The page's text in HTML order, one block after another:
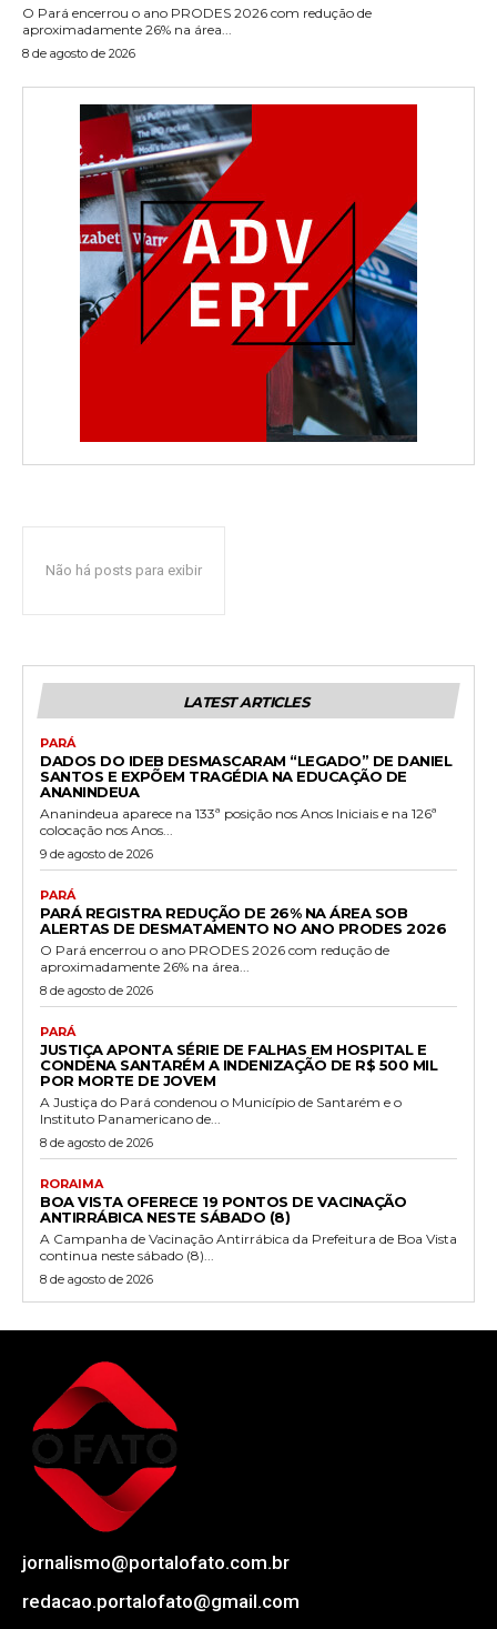
O Pará encerrou o ano PRODES 2026 com redução de
aproximadamente 26% na área...
8 de agosto de 2026
Não há posts para exibir
LATEST ARTICLES
PARÁ
DADOS DO IDEB DESMASCARAM “LEGADO” DE DANIEL
SANTOS E EXPÕEM TRAGÉDIA NA EDUCAÇÃO DE
ANANINDEUA
Ananindeua aparece na 133ª posição nos Anos Iniciais e na 126ª
colocação nos Anos...
9 de agosto de 2026
PARÁ
PARÁ REGISTRA REDUÇÃO DE 26% NA ÁREA SOB
ALERTAS DE DESMATAMENTO NO ANO PRODES 2026
O Pará encerrou o ano PRODES 2026 com redução de
aproximadamente 26% na área...
8 de agosto de 2026
PARÁ
JUSTIÇA APONTA SÉRIE DE FALHAS EM HOSPITAL E
CONDENA SANTARÉM A INDENIZAÇÃO DE R$ 500 MIL
POR MORTE DE JOVEM
A Justiça do Pará condenou o Município de Santarém e o
Instituto Panamericano de...
8 de agosto de 2026
RORAIMA
BOA VISTA OFERECE 19 PONTOS DE VACINAÇÃO
ANTIRRÁBICA NESTE SÁBADO (8)
A Campanha de Vacinação Antirrábica da Prefeitura de Boa Vista
continua neste sábado (8)...
8 de agosto de 2026
jornalismo@portalofato.com.br
redacao.portalofato@gmail.com